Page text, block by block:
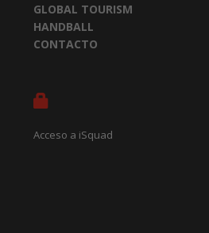
GLOBAL TOURISM
HANDBALL
CONTACTO
Acceso a iSquad